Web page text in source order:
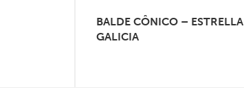
BALDE CÔNICO – ESTRELLA
GALICIA